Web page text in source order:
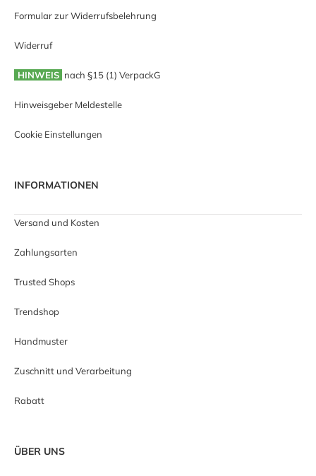
Formular zur Widerrufsbelehrung
Widerruf
HINWEIS nach §15 (1) VerpackG
Hinweisgeber Meldestelle
Cookie Einstellungen
INFORMATIONEN
Versand und Kosten
Zahlungsarten
Trusted Shops
Trendshop
Handmuster
Zuschnitt und Verarbeitung
Rabatt
ÜBER UNS